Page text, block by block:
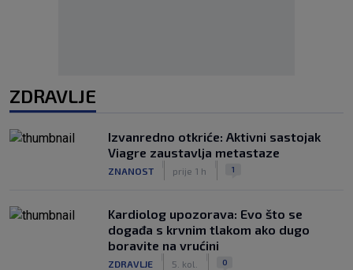
ZDRAVLJE
Izvanredno otkriće: Aktivni sastojak
Viagre zaustavlja metastaze
ZNANOST prije 1 h 1
Kardiolog upozorava: Evo što se
događa s krvnim tlakom ako dugo
boravite na vrućini
ZDRAVLJE 5. kol. 0